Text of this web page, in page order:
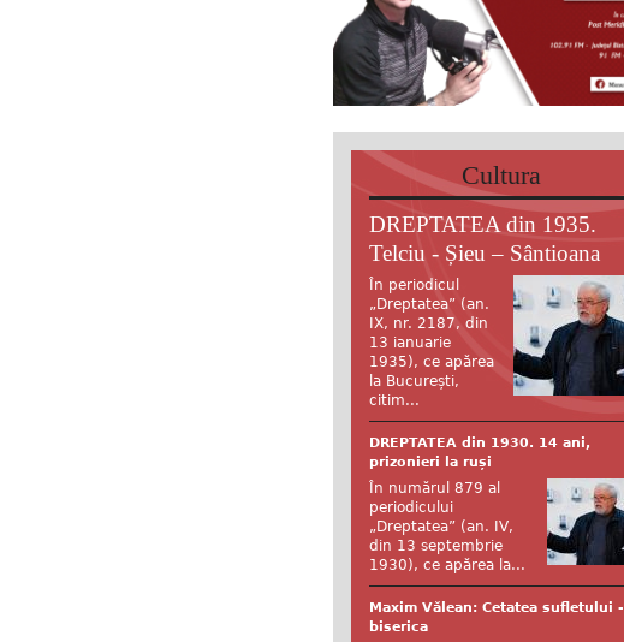
Cultura
DREPTATEA din 1935.
Telciu - Șieu – Sântioana
În periodicul
„Dreptatea” (an.
IX, nr. 2187, din
13 ianuarie
1935), ce apărea
la București,
citim...
DREPTATEA din 1930. 14 ani,
prizonieri la ruși
În numărul 879 al
periodicului
„Dreptatea” (an. IV,
din 13 septembrie
1930), ce apărea la...
Maxim Vălean: Cetatea sufletului -
biserica